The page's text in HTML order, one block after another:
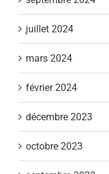
juillet 2024
mars 2024
février 2024
décembre 2023
octobre 2023